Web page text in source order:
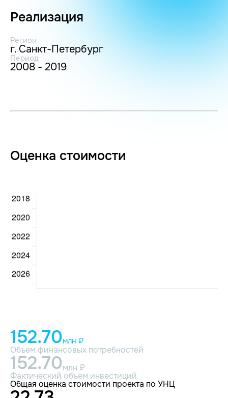
Реализация
Регион
г. Санкт-Петербург
Период
2008 - 2019
Оценка стоимости
152.70млн ₽
Объем финансовых потребностей
152.70млн ₽
Фактический объем инвестиций
Общая оценка стоимости проекта по УНЦ